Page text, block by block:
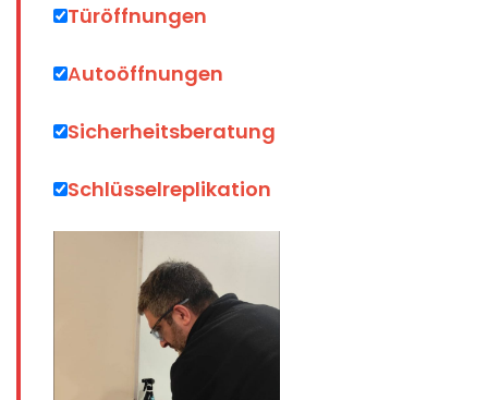
Türöffnungen
Autoöffnungen
Sicherheitsberatung
Schlüsselreplikation